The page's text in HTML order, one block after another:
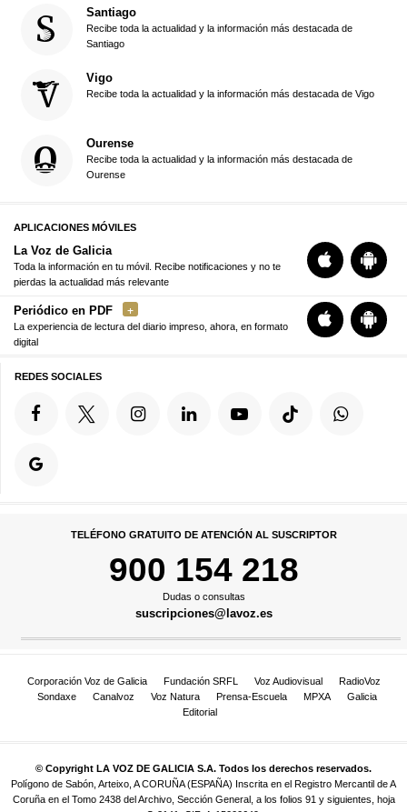
Santiago
Recibe toda la actualidad y la información más destacada de
Santiago
Vigo
Recibe toda la actualidad y la información más destacada de Vigo
Ourense
Recibe toda la actualidad y la información más destacada de
Ourense
APLICACIONES MÓVILES
La Voz de Galicia
Toda la información en tu móvil. Recibe notificaciones y no te
pierdas la actualidad más relevante
Periódico en PDF
La experiencia de lectura del diario impreso, ahora, en formato
digital
REDES SOCIALES
TELÉFONO GRATUITO DE ATENCIÓN AL SUSCRIPTOR
900 154 218
Dudas o consultas
suscripciones@lavoz.es
Corporación Voz de Galicia Fundación SRFL Voz Audiovisual
RadioVoz
Sondaxe
Canalvoz Voz Natura Prensa-Escuela MPXA
Galicia
Editorial
© Copyright LA VOZ DE GALICIA S.A. Todos los derechos reservados.
Polígono de Sabón, Arteixo, A CORUÑA (ESPAÑA) Inscrita en el Registro Mercantil de A
Coruña en el Tomo 2438 del Archivo, Sección General, a los folios 91 y siguientes, hoja